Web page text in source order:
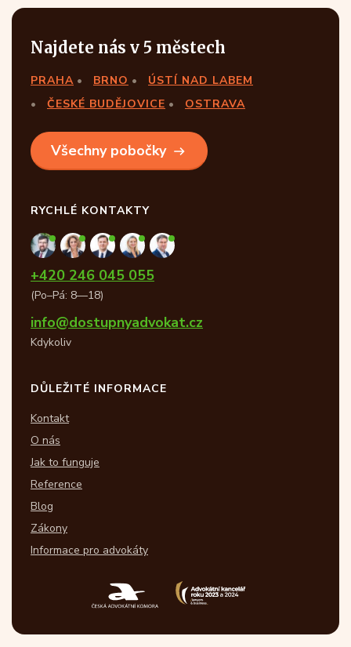
Najdete nás v 5 městech
PRAHA BRNO
ÚSTÍ NAD LABEM
ČESKÉ BUDĚJOVICE
OSTRAVA
Všechny pobočky
RYCHLÉ KONTAKTY
+420 246 045 055
(Po–Pá: 8—18)
info@dostupnyadvokat.cz
Kdykoliv
DŮLEŽITÉ INFORMACE
Kontakt
O nás
Jak to funguje
Reference
Blog
Zákony
Informace pro advokáty